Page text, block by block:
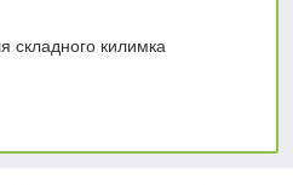
складного килимка